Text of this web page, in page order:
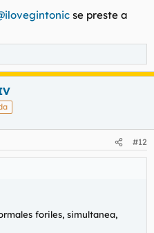
se preste a
#12
foriles, simultanea,